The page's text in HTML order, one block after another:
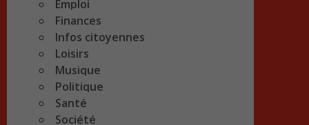
Emploi
Finances
Infos citoyennes
Loisirs
Musique
Politique
Santé
Société